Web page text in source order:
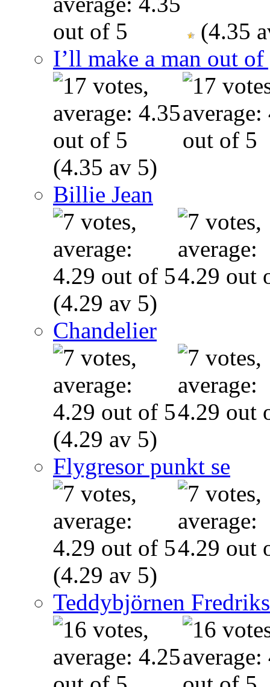
(4.35
I’ll make a man out
(4.35 av 5)
Billie Jean
(4.29 av 5)
Chandelier
(4.29 av 5)
Flygresor punkt se
(4.29 av 5)
Teddybjörnen